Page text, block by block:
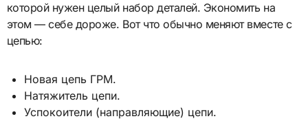
которой нужен целый набор деталей. Экономить на
этом — себе дороже. Вот что обычно меняют вместе с
цепью:
Новая цепь ГРМ.
Натяжитель цепи.
Успокоители (направляющие) цепи.